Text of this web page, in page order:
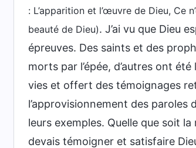
: L’apparition et l’œuvre de Dieu, Ce
beauté de Dieu). J’ai vu que Dieu
épreuves. Des saints et des
morts par l’épée, d’autres ont
vies et offert des témoignages
l’approvisionnement des paroles
leurs exemples. Quelle que soit
devais témoigner et satisfaire